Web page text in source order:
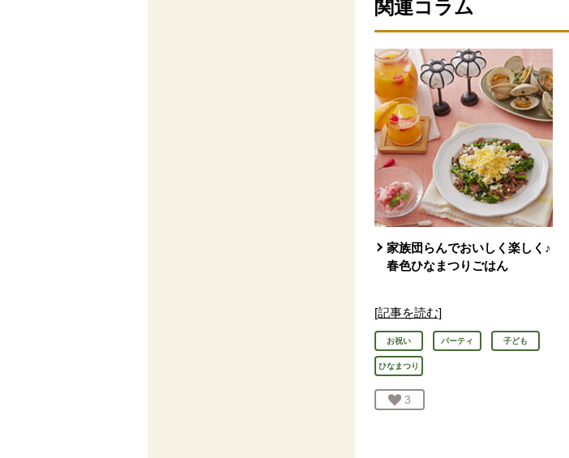
関連コラム
家族団らんでおいしく楽しく♪
春色ひなまつりごはん
[記事を読む]
お祝い パーティ 子ども
ひなまつり
お気に入り登録：
3